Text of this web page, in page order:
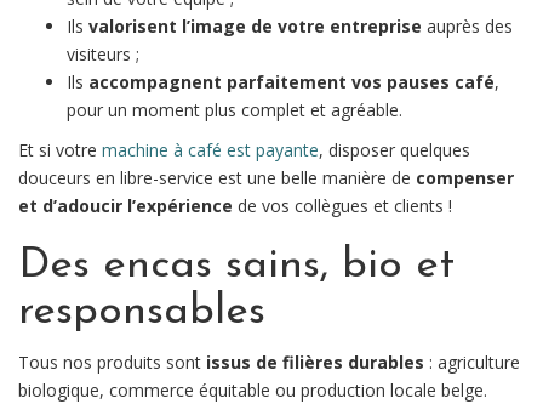
Ils valorisent l’image de votre entreprise auprès des
visiteurs ;
Ils accompagnent parfaitement vos pauses café,
pour un moment plus complet et agréable.
Et si votre machine à café est payante, disposer quelques
douceurs en libre-service est une belle manière de compenser
et d’adoucir l’expérience de vos collègues et clients !
Des encas sains, bio et
responsables
Tous nos produits sont issus de filières durables : agriculture
biologique, commerce équitable ou production locale belge.